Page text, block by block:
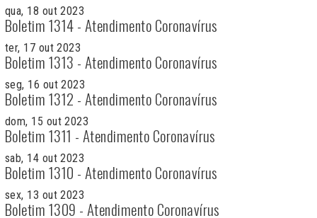
qua, 18 out 2023
Boletim 1314 - Atendimento Coronavírus
ter, 17 out 2023
Boletim 1313 - Atendimento Coronavírus
seg, 16 out 2023
Boletim 1312 - Atendimento Coronavírus
dom, 15 out 2023
Boletim 1311 - Atendimento Coronavírus
sab, 14 out 2023
Boletim 1310 - Atendimento Coronavírus
sex, 13 out 2023
Boletim 1309 - Atendimento Coronavírus